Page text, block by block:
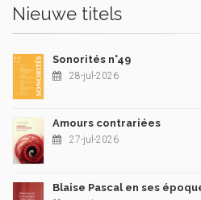
Nieuwe titels
Sonorités n°49
28-jul-2026
Amours contrariées
27-jul-2026
Blaise Pascal en ses